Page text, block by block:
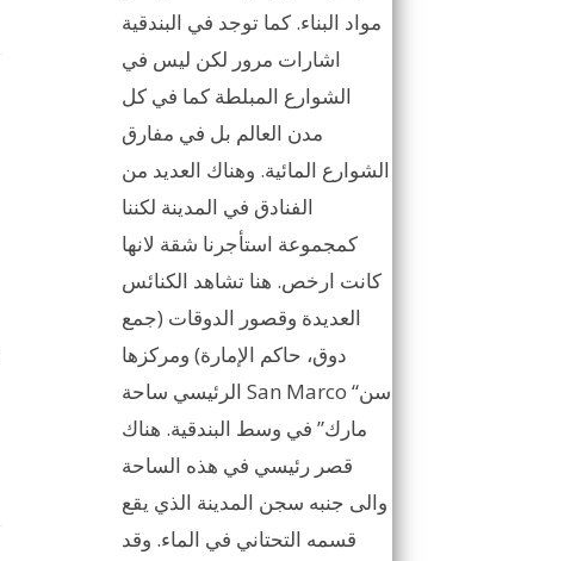
مواد البناء. كما توجد في البندقية
اشارات مرور لكن ليس في
الشوارع المبلطة كما في كل
مدن العالم بل في مفارق
الشوارع المائية. وهناك العديد من
الفنادق في المدينة لكننا
كمجموعة استأجرنا شقة لانها
كانت ارخص. هنا تشاهد الكنائس
العديدة وقصور الدوقات (جمع
دوق، حاكم الإمارة) ومركزها
الرئيسي ساحة San Marco “سن
مارك” في وسط البندقية. هناك
قصر رئيسي في هذه الساحة
والى جنبه سجن المدينة الذي يقع
قسمه التحتاني في الماء. وقد